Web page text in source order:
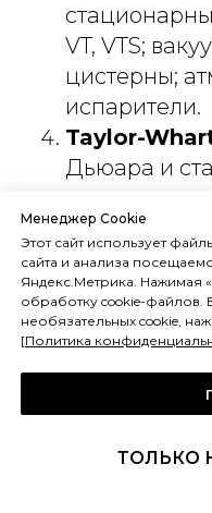
VT, VTS;
цистерны;
испарители.
Taylor-
Дьюара и
резервуары
CIMC Enric
резервуары
водяные.
НПО
резервуары
Менеджер Cookie
Этот сайт использует
сайта и анализа
Яндекс.Метрика. Нажимая
обработку cookie-файлов.
необязательных cookie,
[Политика
ТОЛЬКО